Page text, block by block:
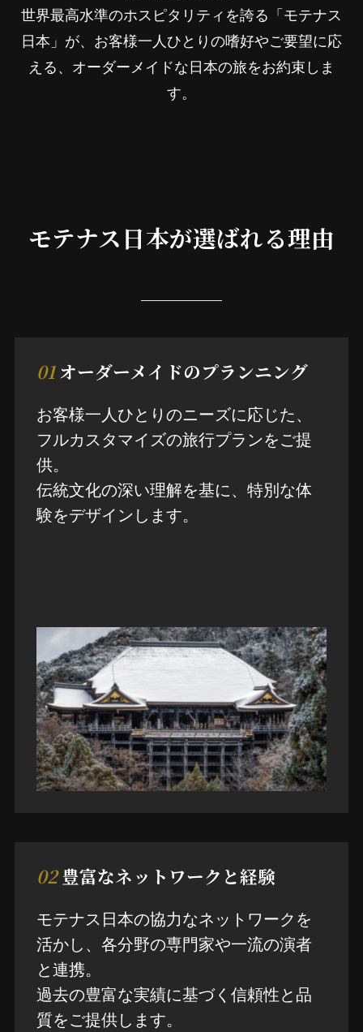
世界最高水準のホスピタリティを誇る「モテナス
日本」が、お客様一人ひとりの嗜好やご要望に応
える、オーダーメイドな日本の旅をお約束しま
す。
モテナス日本が選ばれる理由
01 オーダーメイドのプランニング
お客様一人ひとりのニーズに応じた、
フルカスタマイズの旅行プランをご提
供。
伝統文化の深い理解を基に、特別な体
験をデザインします。
02 豊富なネットワークと経験
モテナス日本の協力なネットワークを
活かし、各分野の専門家や一流の演者
と連携。
過去の豊富な実績に基づく信頼性と品
質をご提供します。